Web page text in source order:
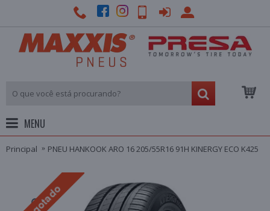
MENU
Principal PNEU HANKOOK ARO 16 205/55R16 91H KINERGY ECO K425